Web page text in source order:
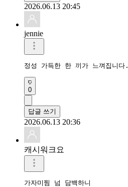
2026.06.13 20:45
jennie
정성 가득한 한 끼가 느껴집니다.
0
답글 쓰기
2026.06.13 20:36
캐시워크요
가자미찜 넘 담백하니